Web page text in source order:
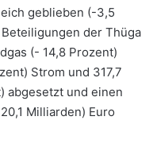
geblieben (-3,5
der Thüga
(- 14,8 Prozent)
Strom und 317,7
abgesetzt und einen
Milliarden) Euro